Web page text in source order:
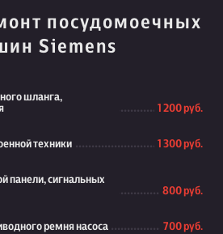
посудомоечных
Siemens
шланга,
1 200 руб.
техники 1 300 руб.
панели, сигнальных
800 руб.
ремня насоса 700 руб.